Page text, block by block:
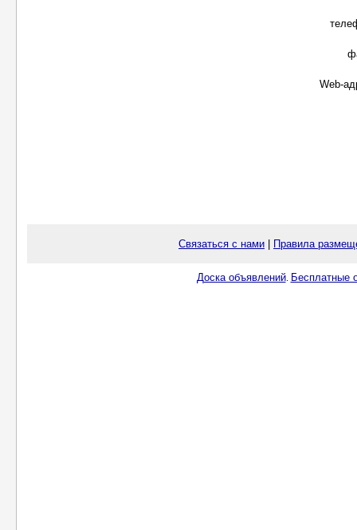
Web-
Связаться с нами Правила
Доска объявлений. Бесплатные